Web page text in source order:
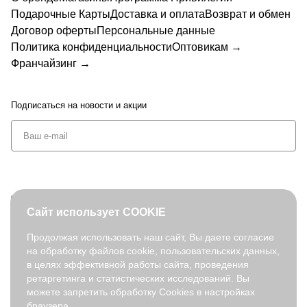
Подарочные КартыДоставка и оплатаВозврат и обмен
Договор офертыПерсональные данные
Политика конфиденциальностиОптовикам →
Франчайзинг →
Подписаться на новости и акции
© 2026. fabretti.ru. Все права защищены
На информационном ресурсе применяются
рекомендательные
технологии .
Сайт использует COOKIE
Продолжая использовать наш сайт, Вы даете согласие
на обработку файлов cookie, пользовательских данных,
в целях эффективной работы сайта, проведения
ретаргетинга и статистических исследований. Вы
можете запретить обработку Cookies в настройках